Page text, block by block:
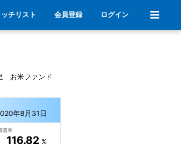
チリスト 会員登録 ログイン
お米ファンド
年8月31日
還率
116.82 %